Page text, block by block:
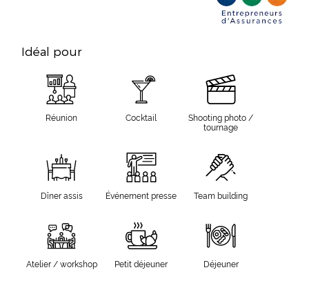
Idéal pour
Réunion Cocktail
Shooting photo /
tournage
Dîner assis Événement presse Team building
Atelier / workshop Petit déjeuner Déjeuner